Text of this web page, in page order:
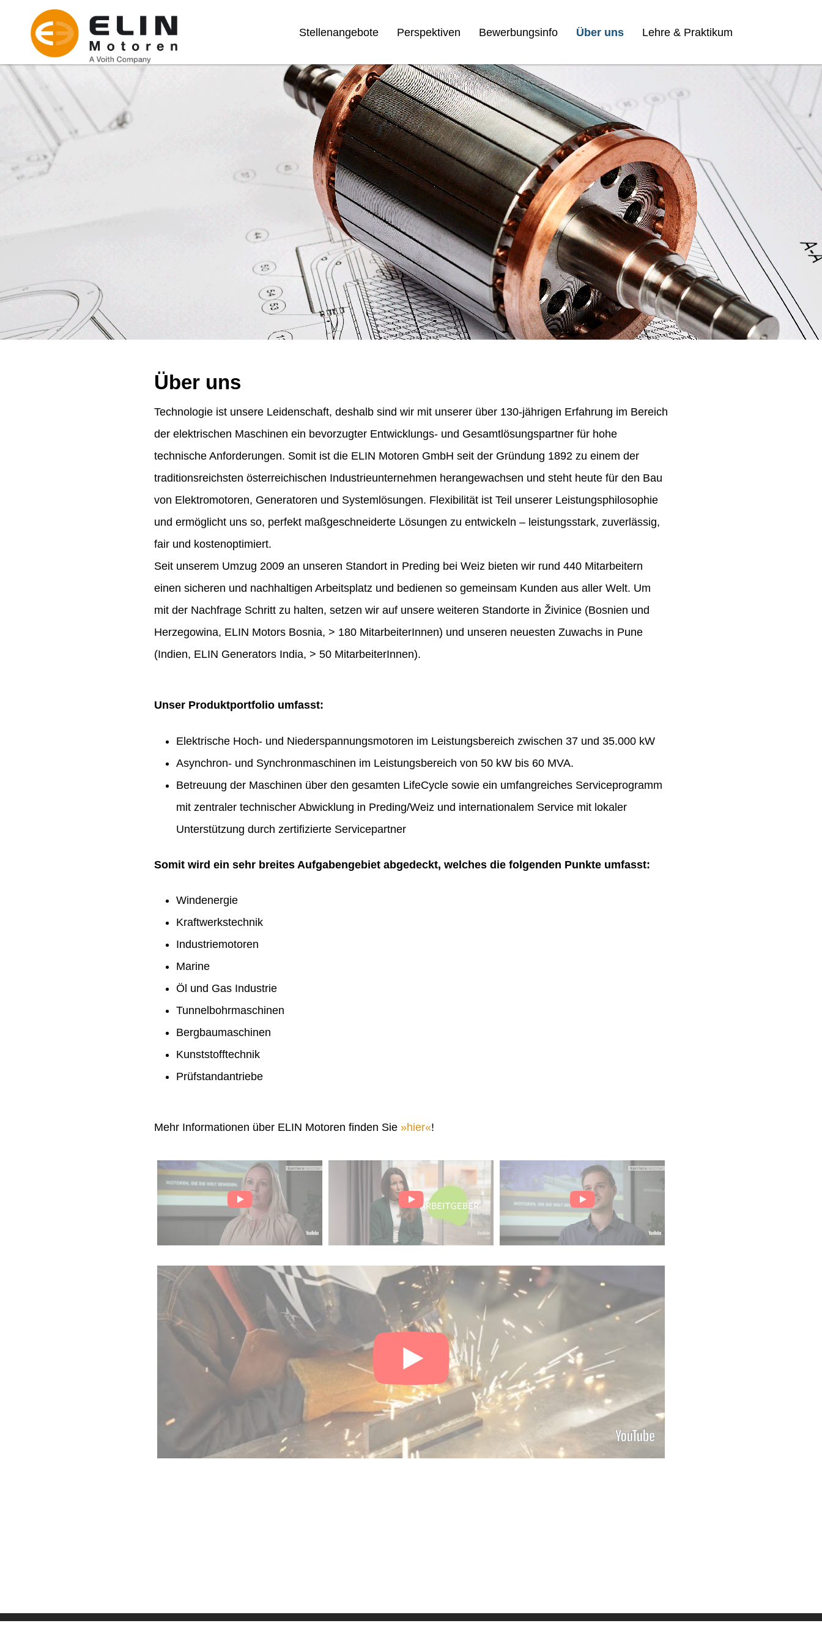
Stellenangebote Perspektiven Bewerbungsinfo Über uns Lehre & Praktikum
Über uns
Technologie ist unsere Leidenschaft, deshalb sind wir mit unserer über 130-jährigen Erfahrung im Bereich
der elektrischen Maschinen ein bevorzugter Entwicklungs- und Gesamtlösungspartner für hohe
technische Anforderungen. Somit ist die ELIN Motoren GmbH seit der Gründung 1892 zu einem der
traditionsreichsten österreichischen Industrieunternehmen herangewachsen und steht heute für den Bau
von Elektromotoren, Generatoren und Systemlösungen. Flexibilität ist Teil unserer Leistungsphilosophie
und ermöglicht uns so, perfekt maßgeschneiderte Lösungen zu entwickeln – leistungsstark, zuverlässig,
fair und kostenoptimiert.
Seit unserem Umzug 2009 an unseren Standort in Preding bei Weiz bieten wir rund 440 Mitarbeitern
einen sicheren und nachhaltigen Arbeitsplatz und bedienen so gemeinsam Kunden aus aller Welt. Um
mit der Nachfrage Schritt zu halten, setzen wir auf unsere weiteren Standorte in Živinice (Bosnien und
Herzegowina, ELIN Motors Bosnia, > 180 MitarbeiterInnen) und unseren neuesten Zuwachs in Pune
(Indien, ELIN Generators India, > 50 MitarbeiterInnen).
Unser Produktportfolio umfasst:
Elektrische Hoch- und Niederspannungsmotoren im Leistungsbereich zwischen 37 und 35.000 kW
Asynchron- und Synchronmaschinen im Leistungsbereich von 50 kW bis 60 MVA.
Betreuung der Maschinen über den gesamten LifeCycle sowie ein umfangreiches Serviceprogramm
mit zentraler technischer Abwicklung in Preding/Weiz und internationalem Service mit lokaler
Unterstützung durch zertifizierte Servicepartner
Somit wird ein sehr breites Aufgabengebiet abgedeckt, welches die folgenden Punkte umfasst:
Windenergie
Kraftwerkstechnik
Industriemotoren
Marine
Öl und Gas Industrie
Tunnelbohrmaschinen
Bergbaumaschinen
Kunststofftechnik
Prüfstandantriebe
Mehr Informationen über ELIN Motoren finden Sie hier !